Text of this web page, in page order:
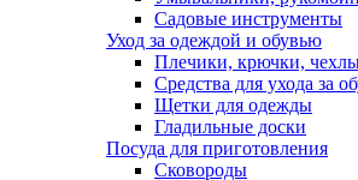
Садовые инструменты
Уход за одеждой и обувью
Плечики, крючки,
Средства для ухода за
Щетки для одежды
Гладильные доски
Посуда для приготовления
Сковороды